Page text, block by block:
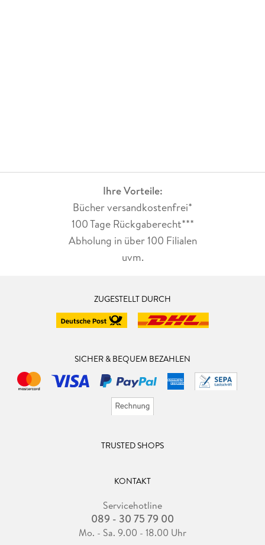
Ihre Vorteile:
Bücher versandkostenfrei*
100 Tage Rückgaberecht***
Abholung in über 100 Filialen
uvm.
ZUGESTELLT DURCH
SICHER & BEQUEM BEZAHLEN
TRUSTED SHOPS
KONTAKT
Servicehotline
089 - 30 75 79 00
Mo. - Sa. 9.00 - 18.00 Uhr